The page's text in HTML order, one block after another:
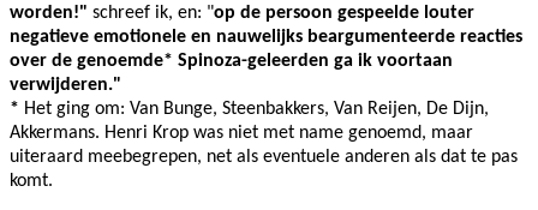
worden!" schreef ik, en: "op de persoon gespeelde louter
negatieve emotionele en nauwelijks beargumenteerde reacties
over de genoemde* Spinoza-geleerden ga ik voortaan
verwijderen."
* Het ging om: Van Bunge, Steenbakkers, Van Reijen, De Dijn,
Akkermans. Henri Krop was niet met name genoemd, maar
uiteraard meebegrepen, net als eventuele anderen als dat te pas
komt.